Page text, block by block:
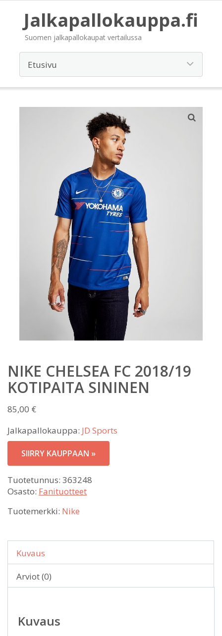
Jalkapallokauppa.fi
Suomen jalkapallokaupat vertailussa
NIKE CHELSEA FC 2018/19
KOTIPAITA SININEN
85,00 €
Jalkapallokauppa: JD Sports
SIIRRY KAUPPAAN »
Tuotetunnus: 363248
Osasto: Fanituotteet
Tuotemerkki: Nike
Kuvaus
Arviot (0)
Kuvaus